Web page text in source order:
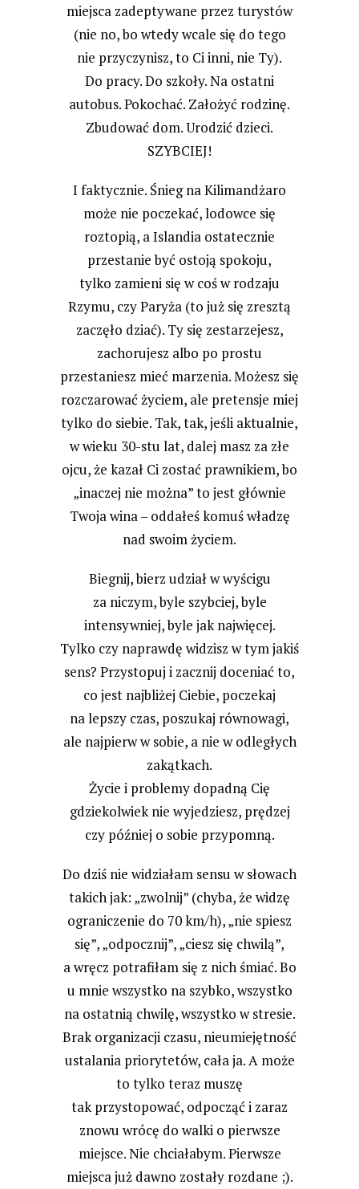
miejsca zadeptywane przez turystów
(nie no, bo wtedy wcale się do tego
nie przyczynisz, to Ci inni, nie Ty).
Do pracy. Do szkoły. Na ostatni
autobus. Pokochać. Założyć rodzinę.
Zbudować dom. Urodzić dzieci.
SZYBCIEJ!
I faktycznie. Śnieg na Kilimandżaro
może nie poczekać, lodowce się
roztopią, a Islandia ostatecznie
przestanie być ostoją spokoju,
tylko zamieni się w coś w rodzaju
Rzymu, czy Paryża (to już się zresztą
zaczęło dziać). Ty się zestarzejesz,
zachorujesz albo po prostu
przestaniesz mieć marzenia. Możesz się
rozczarować życiem, ale pretensje miej
tylko do siebie. Tak, tak, jeśli aktualnie,
w wieku 30-stu lat, dalej masz za złe
ojcu, że kazał Ci zostać prawnikiem, bo
„inaczej nie można” to jest głównie
Twoja wina – oddałeś komuś władzę
nad swoim życiem.
Biegnij, bierz udział w wyścigu
za niczym, byle szybciej, byle
intensywniej, byle jak najwięcej.
Tylko czy naprawdę widzisz w tym jakiś
sens? Przystopuj i zacznij doceniać to,
co jest najbliżej Ciebie, poczekaj
na lepszy czas, poszukaj równowagi,
ale najpierw w sobie, a nie w odległych
zakątkach.
Życie i problemy dopadną Cię
gdziekolwiek nie wyjedziesz, prędzej
czy później o sobie przypomną.
Do dziś nie widziałam sensu w słowach
takich jak: „zwolnij” (chyba, że widzę
ograniczenie do 70 km/h), „nie spiesz
się”, „odpocznij”, „ciesz się chwilą”,
a wręcz potrafiłam się z nich śmiać. Bo
u mnie wszystko na szybko, wszystko
na ostatnią chwilę, wszystko w stresie.
Brak organizacji czasu, nieumiejętność
ustalania priorytetów, cała ja. A może
to tylko teraz muszę
tak przystopować, odpocząć i zaraz
znowu wrócę do walki o pierwsze
miejsce. Nie chciałabym. Pierwsze
miejsca już dawno zostały rozdane ;).